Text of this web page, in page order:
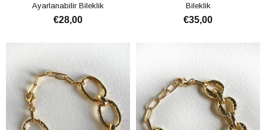
Ayarlanabilir Bileklik
€28,00
Bileklik
€35,00